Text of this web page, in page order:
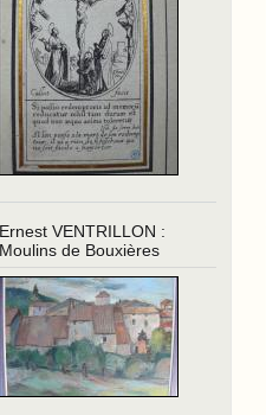
Ernest VENTRILLON :
Moulins de Bouxières